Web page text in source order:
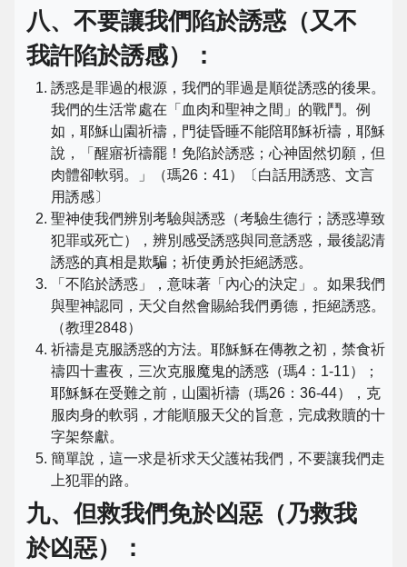
八、不要讓我們陷於誘惑（又不
我許陷於誘感）：
誘惑是罪過的根源，我們的罪過是順從誘惑的後果。
我們的生活常處在「血肉和聖神之間」的戰鬥。例
如，耶穌山園祈禱，門徒昏睡不能陪耶穌祈禱，耶穌
說，「醒寤祈禱罷！免陷於誘惑；心神固然切願，但
肉體卻軟弱。」（瑪26：41）〔白話用誘惑、文言
用誘感〕
聖神使我們辨別考驗與誘惑（考驗生德行；誘惑導致
犯罪或死亡），辨別感受誘惑與同意誘惑，最後認清
誘惑的真相是欺騙；祈使勇於拒絕誘惑。
「不陷於誘惑」，意味著「內心的決定」。如果我們
與聖神認同，天父自然會賜給我們勇德，拒絕誘惑。
（教理2848）
祈禱是克服誘惑的方法。耶穌穌在傳教之初，禁食祈
禱四十晝夜，三次克服魔鬼的誘惑（瑪4：1-11）；
耶穌穌在受難之前，山園祈禱（瑪26：36-44），克
服肉身的軟弱，才能順服天父的旨意，完成救贖的十
字架祭獻。
簡單說，這一求是祈求天父護祐我們，不要讓我們走
上犯罪的路。
九、但救我們免於凶惡（乃救我
於凶惡）：